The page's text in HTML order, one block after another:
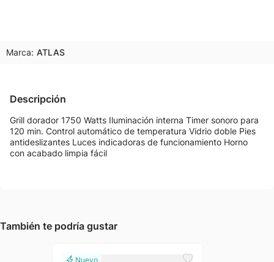
Marca: ATLAS
Descripción
Grill dorador 1750 Watts Iluminación interna Timer sonoro para
120 min. Control automático de temperatura Vidrio doble Pies
antideslizantes Luces indicadoras de funcionamiento Horno
con acabado limpia fácil
También te podría gustar